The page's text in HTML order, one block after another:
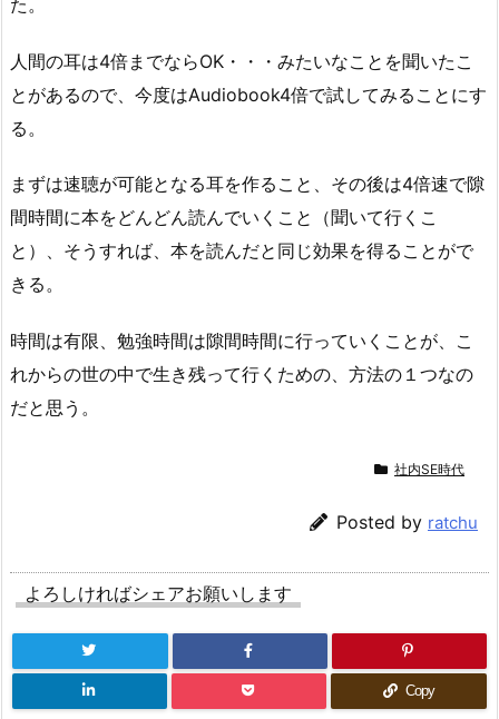
人間の耳は4倍までならOK・・・みたいなことを聞いたこ
とがあるので、今度はAudiobook4倍で試してみることにす
る。
まずは速聴が可能となる耳を作ること、その後は4倍速で隙
間時間に本をどんどん読んでいくこと（聞いて行くこ
と）、そうすれば、本を読んだと同じ効果を得ることがで
きる。
時間は有限、勉強時間は隙間時間に行っていくことが、こ
れからの世の中で生き残って行くための、方法の１つなの
だと思う。
社内SE時代
Posted by ratchu
よろしければシェアお願いします
Copy